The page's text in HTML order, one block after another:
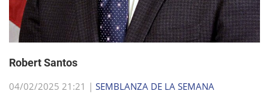
Robert Santos
04/02/2025 21:21 | SEMBLANZA DE LA SEMANA